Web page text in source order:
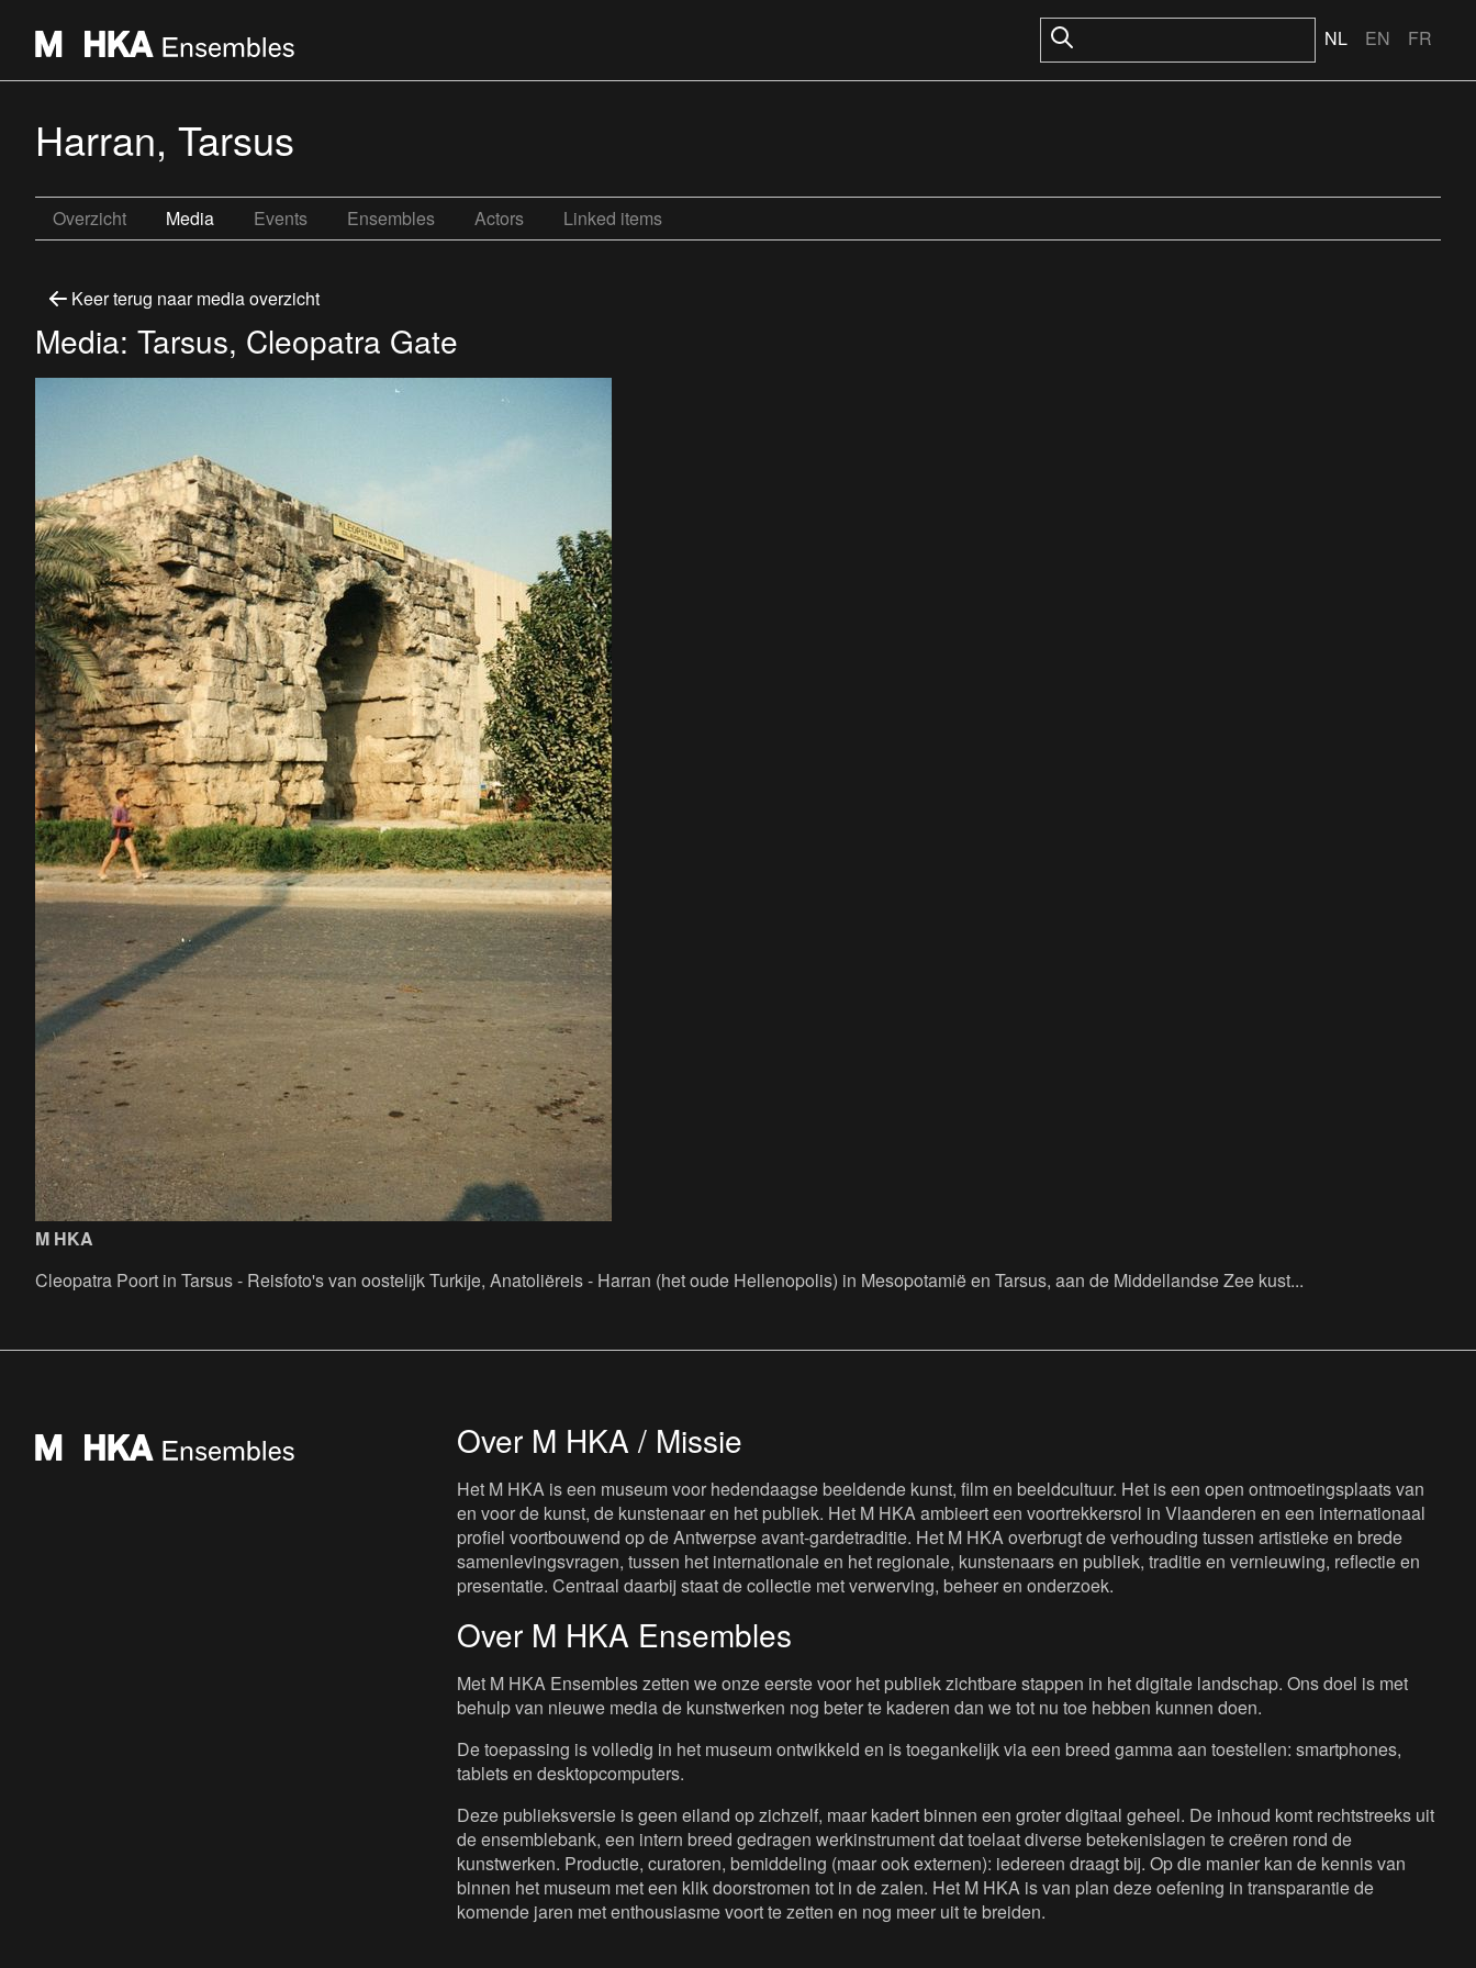
NL EN FR
Harran, Tarsus
Overzicht Media Events Ensembles Actors Linked items
Keer terug naar media overzicht
Media: Tarsus, Cleopatra Gate
M HKA
Cleopatra Poort in Tarsus - Reisfoto's van oostelijk Turkije, Anatoliëreis - Harran (het oude Hellenopolis) in Mesopotamië en Tarsus, aan de Middellandse Zee kust...
Over M HKA / Missie
Het M HKA is een museum voor hedendaagse beeldende kunst, film en beeldcultuur. Het is een open ontmoetingsplaats van
en voor de kunst, de kunstenaar en het publiek. Het M HKA ambieert een voortrekkersrol in Vlaanderen en een internationaal
profiel voortbouwend op de Antwerpse avant-gardetraditie. Het M HKA overbrugt de verhouding tussen artistieke en brede
samenlevingsvragen, tussen het internationale en het regionale, kunstenaars en publiek, traditie en vernieuwing, reflectie en
presentatie. Centraal daarbij staat de collectie met verwerving, beheer en onderzoek.
Over M HKA Ensembles
Met M HKA Ensembles zetten we onze eerste voor het publiek zichtbare stappen in het digitale landschap. Ons doel is met
behulp van nieuwe media de kunstwerken nog beter te kaderen dan we tot nu toe hebben kunnen doen.
De toepassing is volledig in het museum ontwikkeld en is toegankelijk via een breed gamma aan toestellen: smartphones,
tablets en desktopcomputers.
Deze publieksversie is geen eiland op zichzelf, maar kadert binnen een groter digitaal geheel. De inhoud komt rechtstreeks uit
de ensemblebank, een intern breed gedragen werkinstrument dat toelaat diverse betekenislagen te creëren rond de
kunstwerken. Productie, curatoren, bemiddeling (maar ook externen): iedereen draagt bij. Op die manier kan de kennis van
binnen het museum met een klik doorstromen tot in de zalen. Het M HKA is van plan deze oefening in transparantie de
komende jaren met enthousiasme voort te zetten en nog meer uit te breiden.